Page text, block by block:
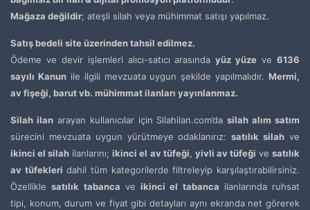
Mağaza değildir; ateşli silah veya mühimmat satışı yapılmaz.
Satış bedeli site üzerinden tahsil edilmez.
Ödeme ve devir işlemleri alıcı-satıcı arasındayüz yüze ve6136
sayılı Kanunile ilgili mevzuata uygun şekilde yapılmalıdır. Mermi,
av fişeği, barut vb. mühimmat ilanları yayınlanmaz.
Silah ilanarayan kullanıcılar için Silahilan.com’dasilah alım satım
sürecini mevzuata uygun yürütmeye odaklanırız:satılık silah ve
ikinci el silah ilanlarını;ikinci el av tüfeği, yivli av tüfeği vesatılık
av tüfekleri dahil tüm kategorilerde filtreleyip karşılaştırabilirsiniz.
Özelliklesatılık tabanca ve ikinci el tabanca ilanlarında ruhsat
tipi, konum, durum ve fiyat gibi detayları aynı ekranda net görerek